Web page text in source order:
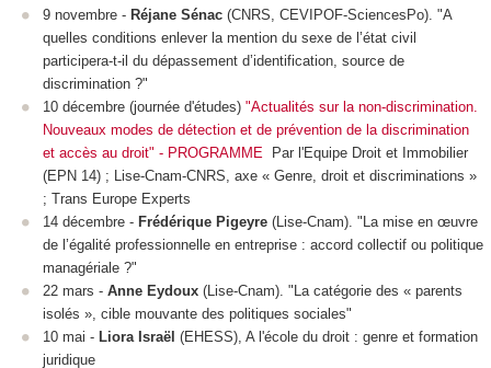
9 novembre - Réjane Sénac (CNRS, CEVIPOF-SciencesPo). "A
quelles conditions enlever la mention du sexe de l’état civil
participera-t-il du dépassement d’identification, source de
discrimination ?"
10 décembre (journée d'études) "Actualités sur la non-discrimination.
Nouveaux modes de détection et de prévention de la discrimination
et accès au droit" - PROGRAMME
Par l'Equipe Droit et Immobilier
(EPN 14) ; Lise-Cnam-CNRS, axe « Genre, droit et discriminations »
; Trans Europe Experts
14 décembre - Frédérique Pigeyre (Lise-Cnam). "La mise en œuvre
de l’égalité professionnelle en entreprise : accord collectif ou politique
managériale ?"
22 mars - Anne Eydoux (Lise-Cnam). "La catégorie des « parents
isolés », cible mouvante des politiques sociales"
10 mai - Liora Israël (EHESS), A l'école du droit : genre et formation
juridique